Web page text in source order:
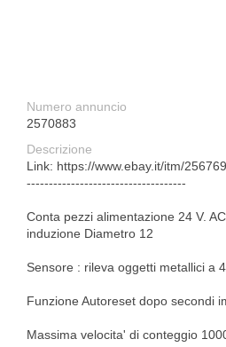
Numero annuncio
2570883
Descrizione
Link: https://www.ebay.it/itm/
------------------------------------
Conta pezzi alimentazione 24 V.
induzione Diametro 12
Sensore : rileva oggetti metallici a 4
Funzione Autoreset dopo secondi
Massima velocita' di conteggio